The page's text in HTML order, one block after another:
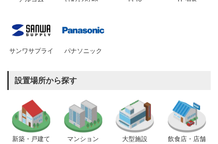
サンワサプライ パナソニック
設置場所から探す
新築・戸建て マンション 大型施設 飲食店・店舗